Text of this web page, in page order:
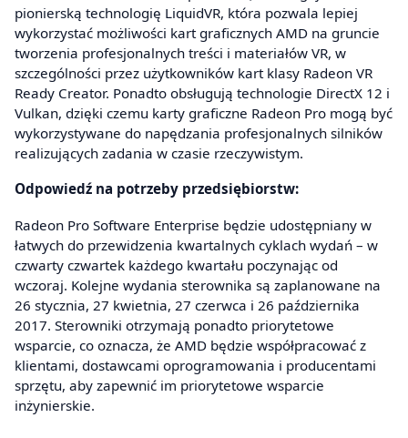
pionierską technologię LiquidVR, która pozwala lepiej
wykorzystać możliwości kart graficznych AMD na gruncie
tworzenia profesjonalnych treści i materiałów VR, w
szczególności przez użytkowników kart klasy Radeon VR
Ready Creator. Ponadto obsługują technologie DirectX 12 i
Vulkan, dzięki czemu karty graficzne Radeon Pro mogą być
wykorzystywane do napędzania profesjonalnych silników
realizujących zadania w czasie rzeczywistym.
Odpowiedź na potrzeby przedsiębiorstw:
Radeon Pro Software Enterprise będzie udostępniany w
łatwych do przewidzenia kwartalnych cyklach wydań – w
czwarty czwartek każdego kwartału poczynając od
wczoraj. Kolejne wydania sterownika są zaplanowane na
26 stycznia, 27 kwietnia, 27 czerwca i 26 października
2017. Sterowniki otrzymają ponadto priorytetowe
wsparcie, co oznacza, że AMD będzie współpracować z
klientami, dostawcami oprogramowania i producentami
sprzętu, aby zapewnić im priorytetowe wsparcie
inżynierskie.